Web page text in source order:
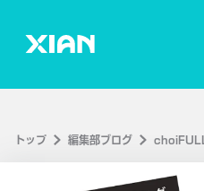
トップ 編集部ブログ choiFULL